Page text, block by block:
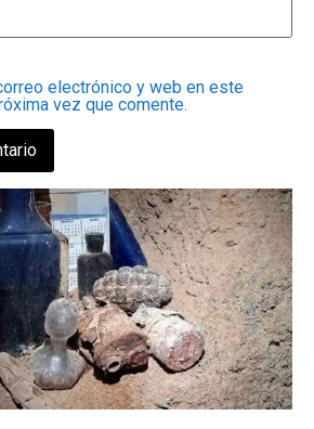
electrónico y web en este
vez que comente.